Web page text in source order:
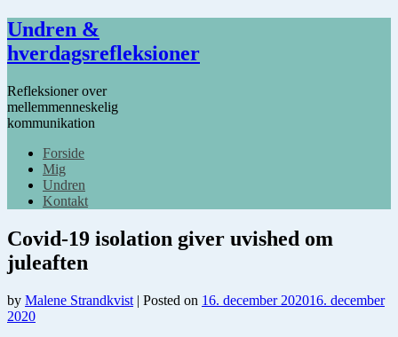
Undren &
hverdagsrefleksioner
Refleksioner over
mellemmenneskelig
kommunikation
Forside
Mig
Undren
Kontakt
Covid-19 isolation giver uvished om
juleaften
by Malene Strandkvist | Posted on 16. december 202016. december
2020